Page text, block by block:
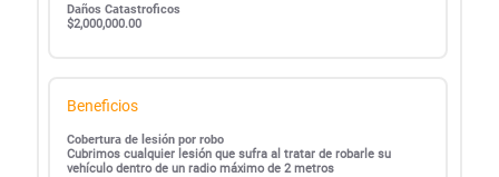
Daños Catastroficos
$2,000,000.00
Beneficios
Cobertura de lesión por robo
Cubrimos cualquier lesión que sufra al tratar de robarle su
vehículo dentro de un radio máximo de 2 metros